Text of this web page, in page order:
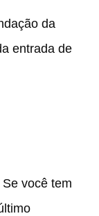
da
entrada de
você tem